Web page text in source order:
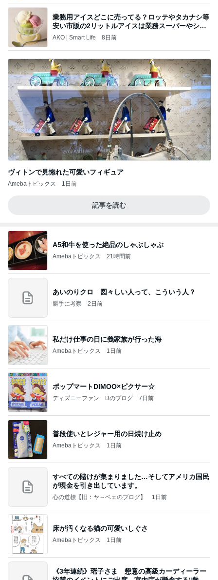
業務用アイスどこに売ってる？ロッテやタカナシ等
安い市販の2リットルアイスは業務スーパーやシャ
トレ
AKO | Smart Life 8日前
ヴィトンで見惚れた可愛いフィギュア
Amebaトピックス 1日前
記事を読む
A5和牛を使った絶品のしゃぶしゃぶ
Amebaトピックス 21時間前
あいのりクロ 図々しい人って、こういう人？
勝手に考察 2日前
私だけ仕事の日に義家族が行った海
Amebaトピックス 1日前
ポップマートDIMOO×ピクサー☆
ディズニーファン Dのブログ 7日前
普段使いとレジャー用の日焼け止め
Amebaトピックス 1日前
すべての賭けが集まりました…そしてアメリカ国民
が現金を引き出しています。
心の道標【旧：ヤ～ベェのブログ】 1日前
床が汚くなる猫の可愛いしぐさ
Amebaトピックス 1日前
《3年連続》瑶子さま 懇意の高級カーディーラー